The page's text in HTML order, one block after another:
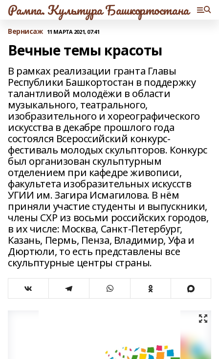
Рампа. Культура Башкортостана
Вернисаж 11 МАРТА 2021, 07:41
Вечные темы красоты
В рамках реализации гранта Главы
Республики Башкортостан в поддержку
талантливой молодёжи в области
музыкального, театрального,
изобразительного и хореографического
искусства в декабре прошлого года
состоялся Всероссийский конкурс-
фестиваль молодых скульпторов. Конкурс
был организован скульптурным
отделением при кафедре живописи,
факультета изобразительных искусств
УГИИ им. Загира Исмагилова. В нём
приняли участие студенты и выпускники,
члены СХР из восьми российских городов,
в их числе: Москва, Санкт-Петербург,
Казань, Пермь, Пенза, Владимир, Уфа и
Дюртюли, то есть представлены все
скульптурные центры страны.